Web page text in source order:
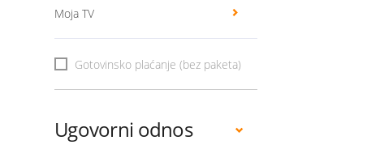
Moja TV
Gotovinsko plaćanje (bez paketa)
Ugovorni odnos